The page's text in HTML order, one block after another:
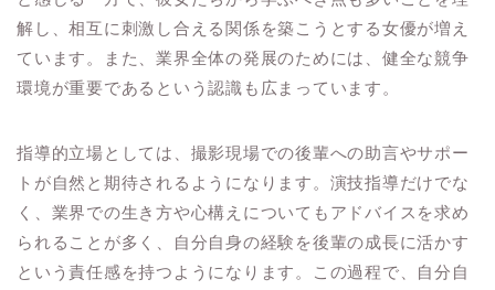
解し、相互に刺激し合える関係を築こうとする女優が増え
ています。また、業界全体の発展のためには、健全な競争
環境が重要であるという認識も広まっています。
指導的立場としては、撮影現場での後輩への助言やサポー
トが自然と期待されるようになります。演技指導だけでな
く、業界での生き方や心構えについてもアドバイスを求め
られることが多く、自分自身の経験を後輩の成長に活かす
という責任感を持つようになります。この過程で、自分自